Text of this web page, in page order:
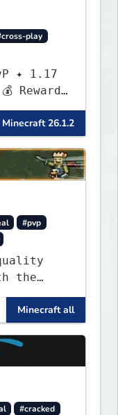
play
✦ 1.17
Minecraft 26.1.2
#pvp
the
much
Minecraft all
#cracked